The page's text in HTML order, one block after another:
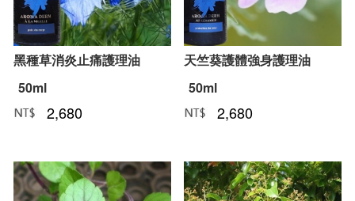
黑種草消炎止痛護理油
50ml
NT﹕
2,680
天竺葵護體強身護理油
50ml
NT﹕
2,680